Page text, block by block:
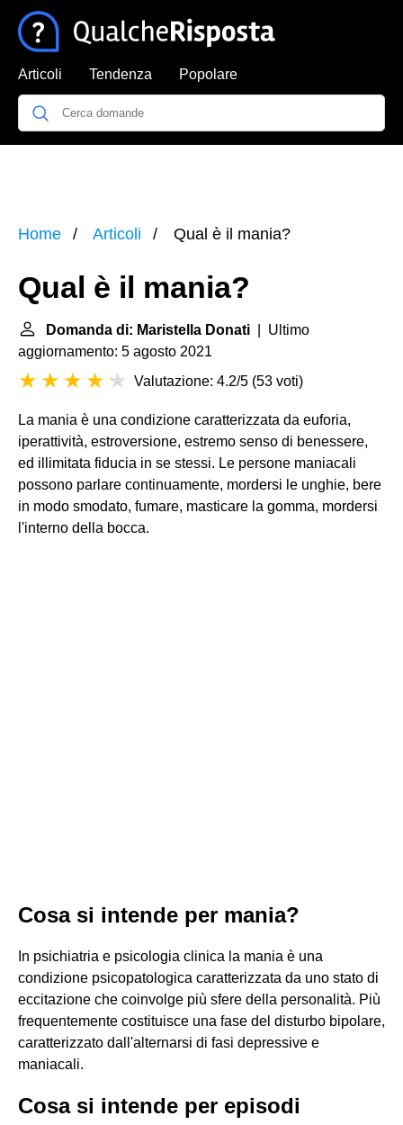
Articoli Tendenza Popolare
Home Articoli Qual è il mania?
Qual è il mania?
Domanda di: Maristella Donati | Ultimo
aggiornamento: 5 agosto 2021
Valutazione: 4.2/5 (53 voti)
La mania è una condizione caratterizzata da euforia,
iperattività, estroversione, estremo senso di benessere,
ed illimitata fiducia in se stessi. Le persone maniacali
possono parlare continuamente, mordersi le unghie, bere
in modo smodato, fumare, masticare la gomma, mordersi
l'interno della bocca.
Cosa si intende per mania?
In psichiatria e psicologia clinica la mania è una
condizione psicopatologica caratterizzata da uno stato di
eccitazione che coinvolge più sfere della personalità. Più
frequentemente costituisce una fase del disturbo bipolare,
caratterizzato dall'alternarsi di fasi depressive e
maniacali.
Cosa si intende per episodi